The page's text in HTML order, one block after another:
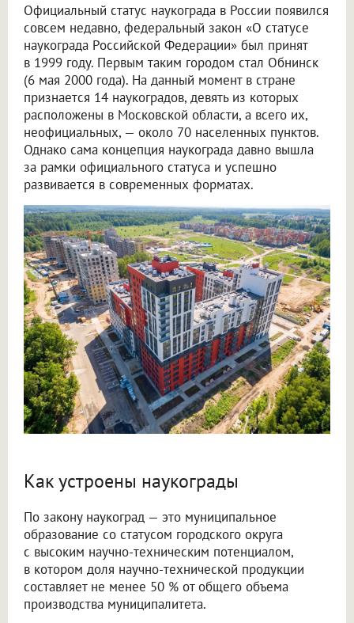
Официальный статус наукограда в России появился
совсем недавно, федеральный закон «О статусе
наукограда Российской Федерации» был принят
в 1999 году. Первым таким городом стал Обнинск
(6 мая 2000 года). На данный момент в стране
признается 14 наукоградов, девять из которых
расположены в Московской области, а всего их,
неофициальных, — около 70 населенных пунктов.
Однако сама концепция наукограда давно вышла
за рамки официального статуса и успешно
развивается в современных форматах.
Как устроены наукограды
По закону наукоград — это муниципальное
образование со статусом городского округа
с высоким научно-техническим потенциалом,
в котором доля научно-технической продукции
составляет не менее 50 % от общего объема
производства муниципалитета.